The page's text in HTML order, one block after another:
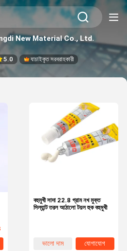
New Material Co., Ltd.
5.0 যাচাইকৃত সরবরাহকারী
বহুমুখী সাদা 22.8 গ্রাম নখ মুক্ত
সিল্যান্ট তরল আঠালো টয়ল হুক বহুমুখী
ভালো দাম যোগাযোগ